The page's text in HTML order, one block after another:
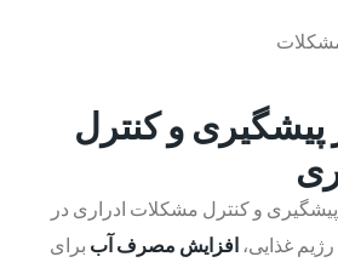
پیشگیری و کنترل
و کنترل مشکلات ادراری در
غذایی، افزایش مصرف آب برای